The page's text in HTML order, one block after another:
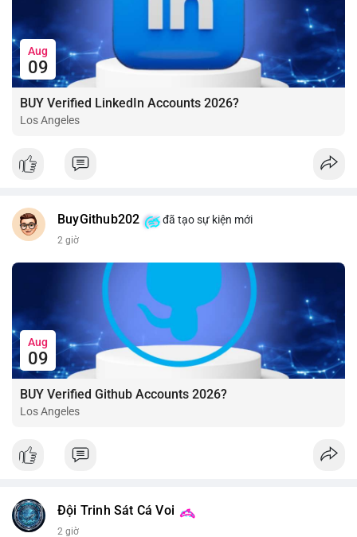
Aug
09
BUY Verified LinkedIn Accounts 2026?
Los Angeles
BuyGithub202 đã tạo sự kiện mới
2 giờ
Aug
09
BUY Verified Github Accounts 2026?
Los Angeles
Đội Trinh Sát Cá Voi
2 giờ